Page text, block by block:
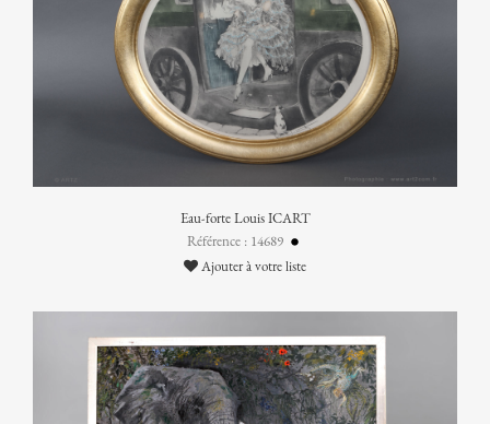
Eau-forte Louis ICART
Référence : 14689
Ajouter à votre liste